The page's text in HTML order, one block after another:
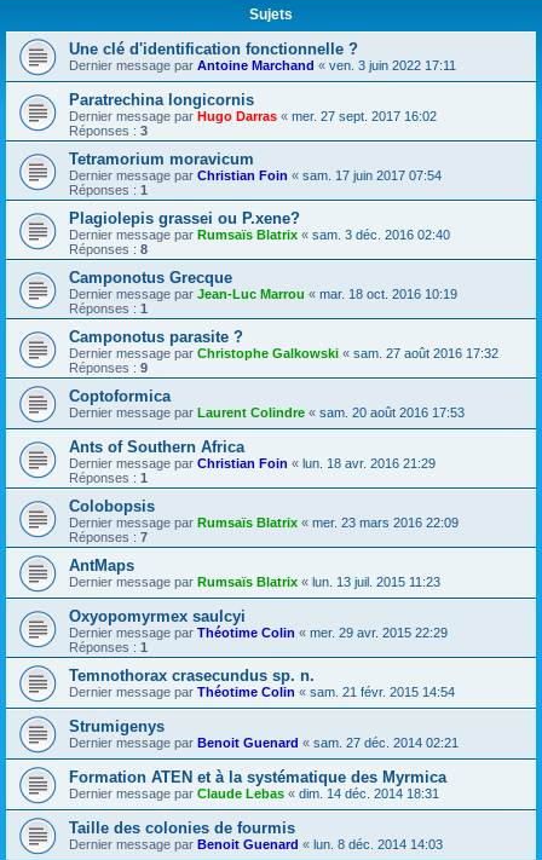
Sujets
Une clé d'identification fonctionnelle ?
Dernier message par Antoine Marchand « ven. 3 juin 2022 17:11
Paratrechina longicornis
Dernier message par Hugo Darras « mer. 27 sept. 2017 16:02
Réponses : 3
Tetramorium moravicum
Dernier message par Christian Foin « sam. 17 juin 2017 07:54
Réponses : 1
Plagiolepis grassei ou P.xene?
Dernier message par Rumsaïs Blatrix « sam. 3 déc. 2016 02:40
Réponses : 8
Camponotus Grecque
Dernier message par Jean-Luc Marrou « mar. 18 oct. 2016 10:19
Réponses : 1
Camponotus parasite ?
Dernier message par Christophe Galkowski « sam. 27 août 2016 17:32
Réponses : 9
Coptoformica
Dernier message par Laurent Colindre « sam. 20 août 2016 17:53
Ants of Southern Africa
Dernier message par Christian Foin « lun. 18 avr. 2016 21:29
Réponses : 1
Colobopsis
Dernier message par Rumsaïs Blatrix « mer. 23 mars 2016 22:09
Réponses : 7
AntMaps
Dernier message par Rumsaïs Blatrix « lun. 13 juil. 2015 11:23
Oxyopomyrmex saulcyi
Dernier message par Théotime Colin « mer. 29 avr. 2015 22:29
Réponses : 1
Temnothorax crasecundus sp. n.
Dernier message par Théotime Colin « sam. 21 févr. 2015 14:54
Strumigenys
Dernier message par Benoit Guenard « sam. 27 déc. 2014 02:21
Formation ATEN et à la systématique des Myrmica
Dernier message par Claude Lebas « dim. 14 déc. 2014 18:31
Taille des colonies de fourmis
Dernier message par Benoit Guenard « lun. 8 déc. 2014 14:03